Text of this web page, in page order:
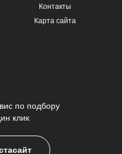
Контакты
Карта сайта
по подбору
клик